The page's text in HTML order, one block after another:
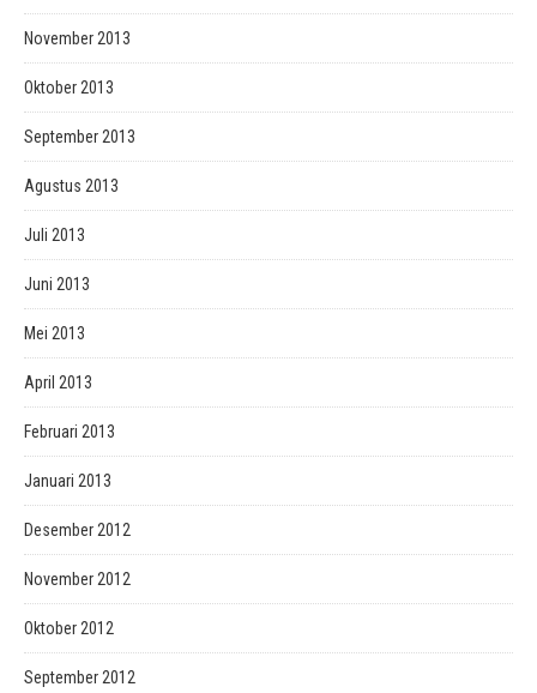
November 2013
Oktober 2013
September 2013
Agustus 2013
Juli 2013
Juni 2013
Mei 2013
April 2013
Februari 2013
Januari 2013
Desember 2012
November 2012
Oktober 2012
September 2012